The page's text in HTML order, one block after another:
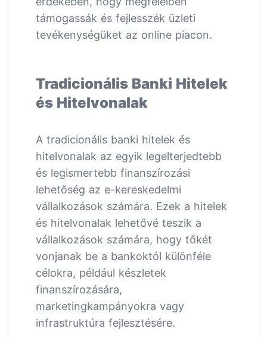
támogassák és fejlesszék üzleti
tevékenységüket az online piacon.
Tradicionális Banki Hitelek
és Hitelvonalak
A tradicionális banki hitelek és
hitelvonalak az egyik legelterjedtebb
és legismertebb finanszírozási
lehetőség az e-kereskedelmi
vállalkozások számára. Ezek a hitelek
és hitelvonalak lehetővé teszik a
vállalkozások számára, hogy tőkét
vonjanak be a bankoktól különféle
célokra, például készletek
finanszírozására,
marketingkampányokra vagy
infrastruktúra fejlesztésére.